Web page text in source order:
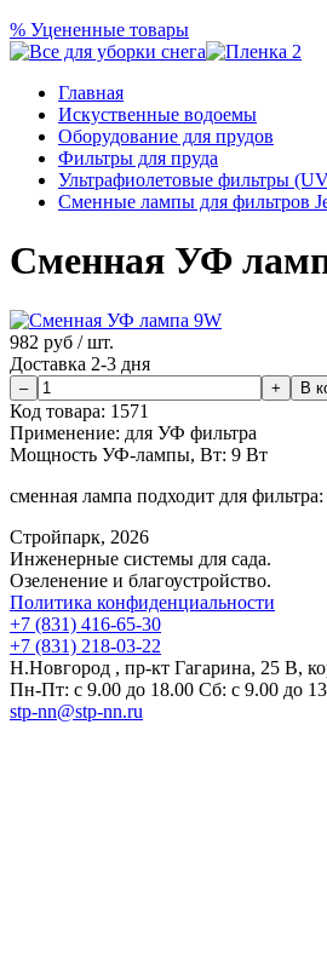
% Уцененные товары
Главная
Искуственные водоемы
Оборудование для прудов
Фильтры для пруда
Ультрафиолетовые фильтры
Сменные лампы для фильтров
Сменная УФ
982 руб / шт.
Доставка 2-3 дня
Код товара: 1571
Применение: для УФ фильтра
Мощность УФ-лампы, Вт: 9 Вт
сменная лампа подходит для
Стройпарк, 2026
Инженерные системы для сада.
Озеленение и благоустройство.
Политика конфиденциальности
+7 (831) 416-65-30
+7 (831) 218-03-22
Н.Новгород , пр-кт Гагарина, 25 В,
Пн-Пт: с 9.00 до 18.00 Сб: с 9.00 до
stp-nn@stp-nn.ru